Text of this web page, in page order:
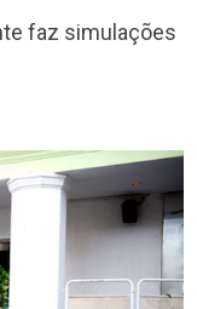
faz simulações